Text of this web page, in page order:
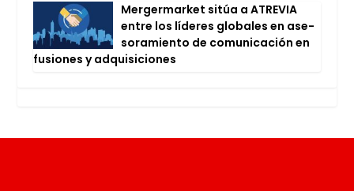
Mer­ger­mar­ket sitúa a ATRE­VIA
entre los líde­res glo­ba­les en ase­
so­ra­mien­to de comu­ni­ca­ción en
fusio­nes y adqui­si­cio­nes